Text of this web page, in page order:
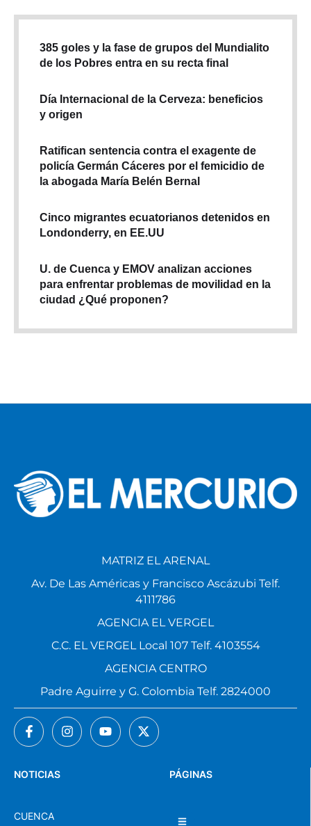
385 goles y la fase de grupos del Mundialito
de los Pobres entra en su recta final
Día Internacional de la Cerveza: beneficios
y origen
Ratifican sentencia contra el exagente de
policía Germán Cáceres por el femicidio de
la abogada María Belén Bernal
Cinco migrantes ecuatorianos detenidos en
Londonderry, en EE.UU
U. de Cuenca y EMOV analizan acciones
para enfrentar problemas de movilidad en la
ciudad ¿Qué proponen?
PÁGINAS
NOTICIAS
CUENCA
MATRIZ EL ARENAL
Av. De Las Américas y Francisco Ascázubi Telf.
4111786
AGENCIA EL VERGEL
C.C. EL VERGEL Local 107 Telf. 4103554
AGENCIA CENTRO
Padre Aguirre y G. Colombia Telf. 2824000